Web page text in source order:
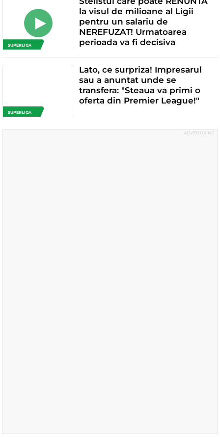
SUPERLIGA
la visul de milioane al Ligii
pentru un salariu de
NEREFUZAT! Urmatoarea
perioada va fi decisiva
SUPERLIGA
Lato, ce surpriza! Impresarul
sau a anuntat unde se
transfera: "Steaua va primi o
oferta din Premier League!"